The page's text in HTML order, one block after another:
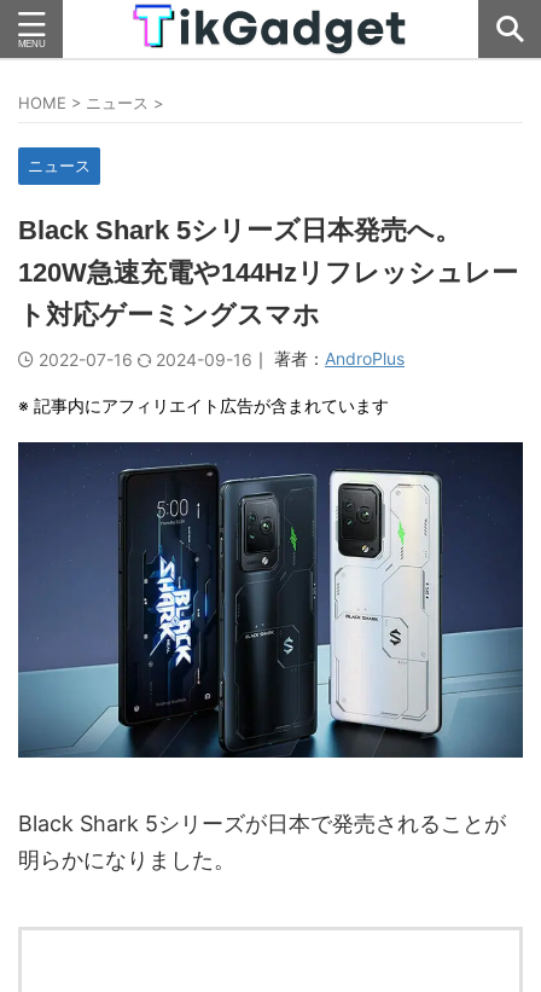
HOME > ニュース >
ニュース
Black Shark 5シリーズ日本発売へ。
120W急速充電や144Hzリフレッシュレー
ト対応ゲーミングスマホ
2022-07-16 2024-09-16 ｜ 著者： AndroPlus
※ 記事内にアフィリエイト広告が含まれています
Black Shark 5シリーズが日本で発売されることが
明らかになりました。